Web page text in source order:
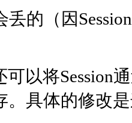
丢的（因
以将Session
。具体的修改